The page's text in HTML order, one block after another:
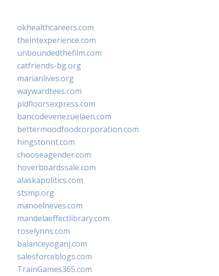
okhealthcareers.com
theintexperience.com
unboundedthefilm.com
catfriends-bg.org
marianlives.org
waywardtees.com
pidfloorsexpress.com
bancodevenezuelaen.com
bettermoodfoodcorporation.com
hingstonnt.com
chooseagender.com
hoverboardssale.com
alaskapolitics.com
stsmp.org
manoelneves.com
mandelaeffectlibrary.com
roselynns.com
balanceyoganj.com
salesforceblogs.com
TrainGames365.com